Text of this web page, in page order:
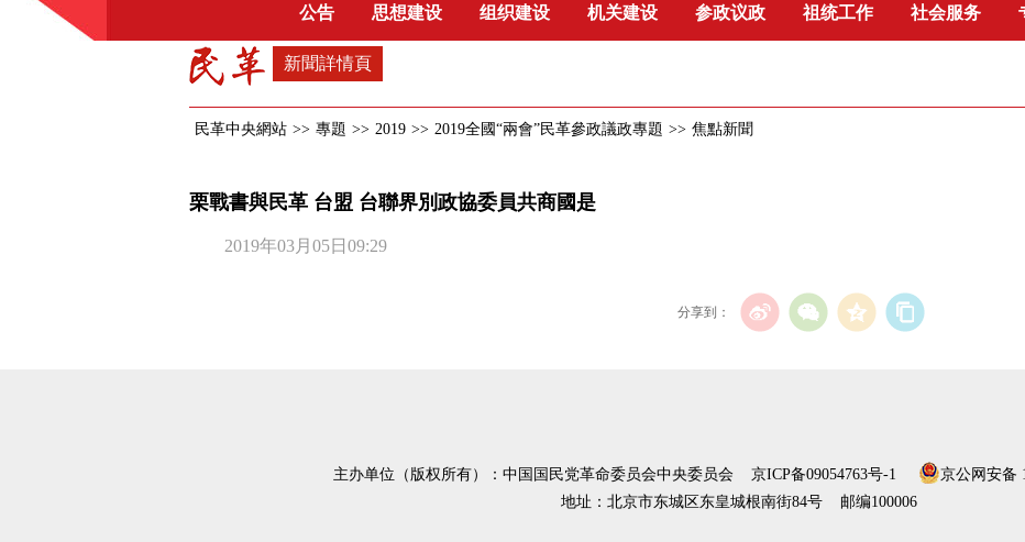
公告 思想建设 组织建设 机关建设 参政议政 祖统工作 社会服务
新聞詳情頁
民革中央網站 >> 專題 >> 2019 >> 2019全國“兩會”民革參政議政專題 >> 焦點新聞
栗戰書與民革 台盟 台聯界別政協委員共商國是
2019年03月05日09:29
分享到：
主办单位（版权所有）：中国国民党革命委员会中央委员会 京ICP备09054763号-1
京公网安备
地址：北京市东城区东皇城根南街84号 邮编100006